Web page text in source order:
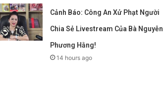
Cảnh Báo: Công An Xử Phạt Người
Chia Sẻ Livestream Của Bà Nguyễn
Phương Hằng!
14 hours ago